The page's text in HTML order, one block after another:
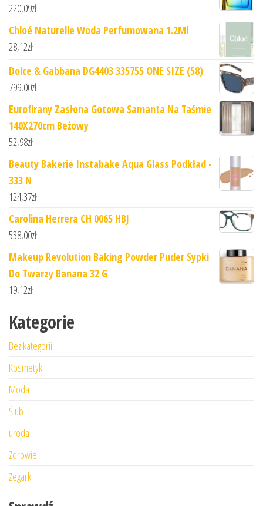
220,09zł
Chloé Naturelle Woda Perfumowana 1.2Ml
28,12zł
Dolce & Gabbana DG4403 335755 ONE SIZE (58)
799,00zł
Eurofirany Zasłona Gotowa Samanta Na Taśmie
140X270cm Beżowy
52,98zł
Beauty Bakerie Instabake Aqua Glass Podkład -
333 N
124,37zł
Carolina Herrera CH 0065 HBJ
538,00zł
Makeup Revolution Baking Powder Puder Sypki
Do Twarzy Banana 32 G
19,12zł
Kategorie
Bez kategorii
Kosmetyki
Moda
Ślub
uroda
Zdrowie
Zegarki